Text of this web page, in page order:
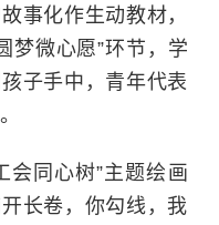
事化作生动教材，
梦微心愿”环节，学
子手中，青年代表
会同心树”主题绘画
长卷，你勾线，我